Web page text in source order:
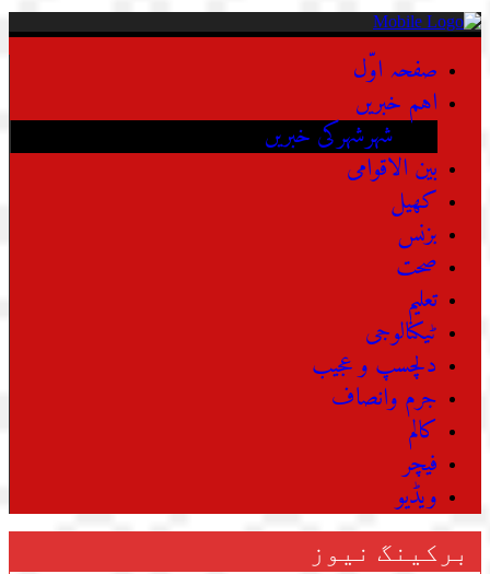
صفحہ اوّل
اہم خبریں
شہرشہرکی خبریں
بین الاقوامی
کھیل
بزنس
صحت
تعلیم
ٹیکنالوجی
دلچسپ و عجیب
جرم وانصاف
کالم
فیچر
ویڈیو
برکینگ نیوز